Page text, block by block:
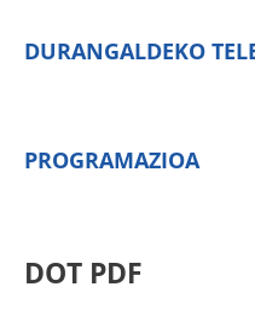
DURANGALDEKO
PROGRAMAZIOA
DOT PDF